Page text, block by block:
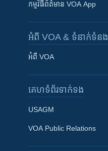
កម្មវិធី​ព័ត៌មាន VOA App
អំពី​ VOA & ទំនាក់ទំនង
អំពី​ VOA
គេហទំព័រ​​ទាក់ទង
USAGM
VOA Public Relations